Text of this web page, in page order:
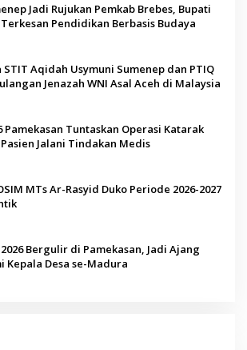
Jadi Rujukan Pemkab Brebes, Bupati
Pendidikan Berbasis Budaya
STIT Aqidah Usymuni Sumenep dan PTIQ
Jenazah WNI Asal Aceh di Malaysia
Pamekasan Tuntaskan Operasi Katarak
Jalani Tindakan Medis
MTs Ar-Rasyid Duko Periode 2026-2027
2026 Bergulir di Pamekasan, Jadi Ajang
Kepala Desa se-Madura